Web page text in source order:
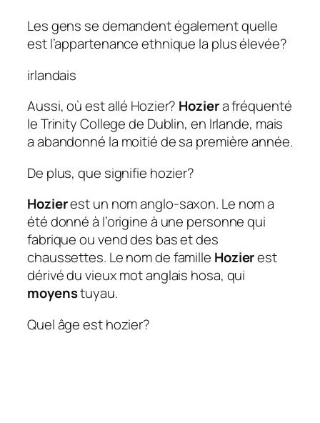
Les gens se demandent également quelle
est l’appartenance ethnique la plus élevée?
irlandais
Aussi, où est allé Hozier? Hoziera fréquenté
le Trinity College de Dublin, en Irlande, mais
a abandonné la moitié de sa première année.
De plus, que signifie hozier?
Hozierest un nom anglo-saxon. Le nom a
été donné à l’origine à une personne qui
fabrique ou vend des bas et des
chaussettes. Le nom de famille Hozierest
dérivé du vieux mot anglais hosa, qui
moyenstuyau.
Quel âge est hozier?